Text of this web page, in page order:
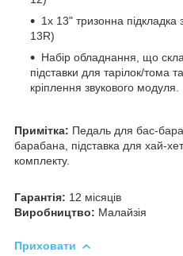
1x 13" тризонна підкладка
13R)
Набір обладнання, що
підставки для тарілок/тома
кріплення звукового модуля.
Примітка: Педаль для бас-
барабана, підставка для хай-
комплекту.
Гарантія: 12 місяців
Виробництво: Малайзія
Приховати